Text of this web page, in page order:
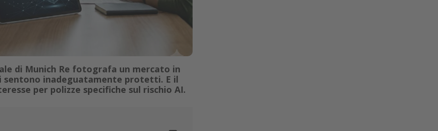
di Munich Re fotografa un mercato in
sentono inadeguatamente protetti. E il
per polizze specifiche sul rischio AI.